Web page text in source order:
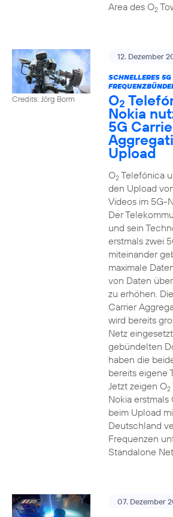
Area des O2
Credits: Jörg Borm
12. Dezember
SCHNELLERES
O2
Nokia
5G
Upload
O2Telefónica
den Upload
Videos im 5G-
Der
und sein
erstmals zwei
miteinander
maximale
von Daten
zu erhöhen.
Carrier
wird bereits
Netz
gebündelten
haben die
bereits eigene
Jetzt zeigen O2
Nokia erstmals
beim Upload
Deutschland
Frequenzen
Standalone
07. Dezember